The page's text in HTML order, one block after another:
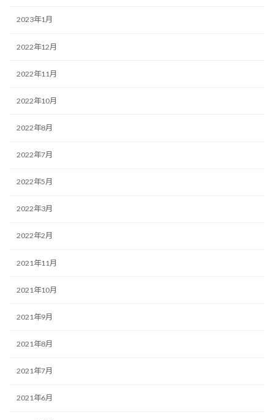
2023年1月
2022年12月
2022年11月
2022年10月
2022年8月
2022年7月
2022年5月
2022年3月
2022年2月
2021年11月
2021年10月
2021年9月
2021年8月
2021年7月
2021年6月